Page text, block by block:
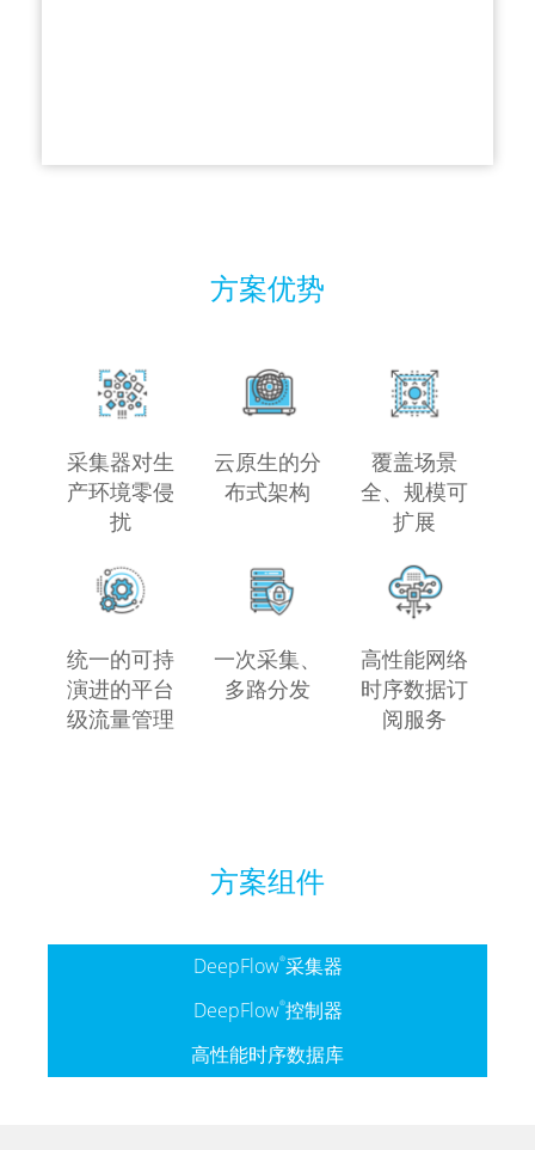
方案优势
采集器对生
产环境零侵
扰
云原生的分
布式架构
覆盖场景
全、规模可
扩展
统一的可持
演进的平台
级流量管理
一次采集、
多路分发
高性能网络
时序数据订
阅服务
方案组件
DeepFlow®采集器
DeepFlow®控制器
高性能时序数据库